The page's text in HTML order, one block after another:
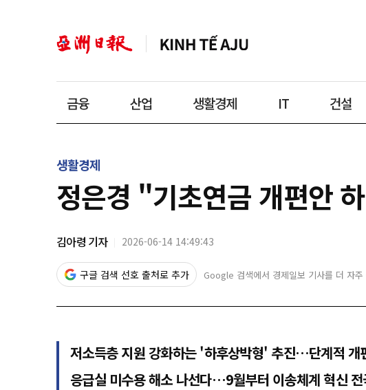
금융 산업 생활경제 IT 건설
생활경제
정은경 "기초연금 개편안
김아령 기자 2026-06-14 14:49:43
구글 검색 선호 출처로 추가 Google 검색에서 경제일보 기사를 더 자
저소득층 지원 강화하는 '하후상박형' 추진…단계적 개
응급실 미수용 해소 나선다…9월부터 이송체계 혁신 전